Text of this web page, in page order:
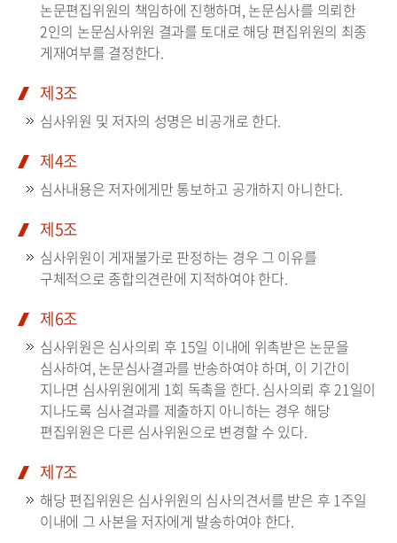
논문편집위원의 책임하에 진행하며, 논문심사를 의뢰한
2인의 논문심사위원 결과를 토대로 해당 편집위원의 최종
게재여부를 결정한다.
제3조
심사위원 및 저자의 성명은 비공개로 한다.
제4조
심사내용은 저자에게만 통보하고 공개하지 아니한다.
제5조
심사위원이 게재불가로 판정하는 경우 그 이유를
구체적으로 종합의견란에 지적하여야 한다.
제6조
심사위원은 심사의뢰 후 15일 이내에 위촉받은 논문을
심사하여, 논문심사결과를 반송하여야 하며, 이 기간이
지나면 심사위원에게 1회 독촉을 한다. 심사의뢰 후 21일이
지나도록 심사결과를 제출하지 아니하는 경우 해당
편집위원은 다른 심사위원으로 변경할 수 있다.
제7조
해당 편집위원은 심사위원의 심사의견서를 받은 후 1주일
이내에 그 사본을 저자에게 발송하여야 한다.